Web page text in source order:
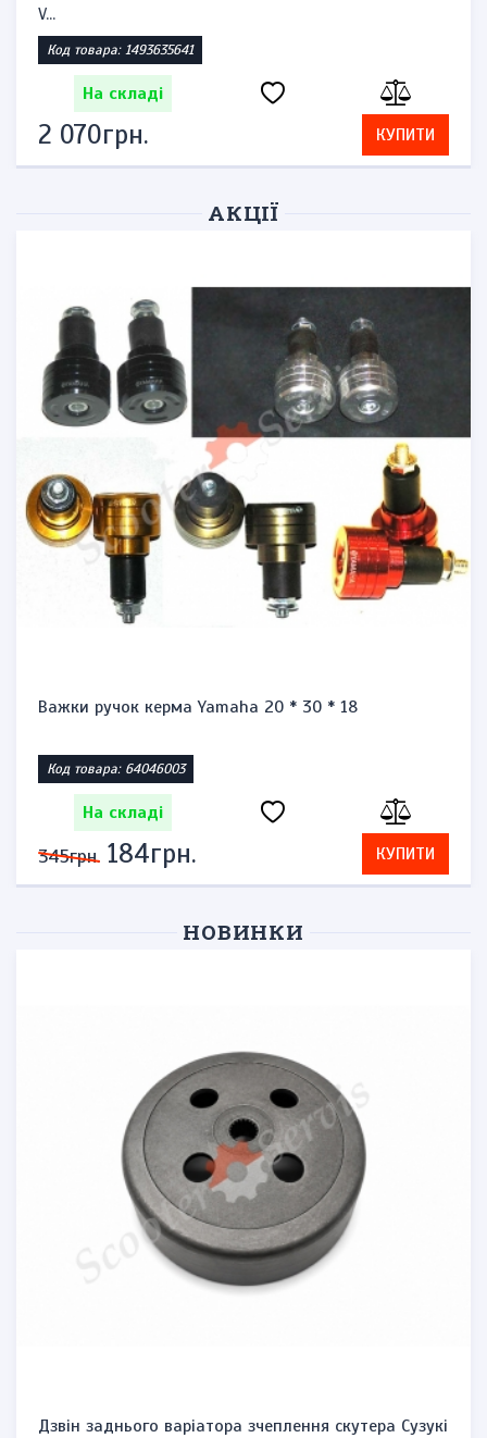
Код товара: 52279612
На складі
598грн. КУПИТИ
АКЦІЇ
Запальничка бензинова тип zippo "Honda st1300"
Код товара: 1471864623
На складі
575грн. 276грн. КУПИТИ
НОВИНКИ
Комплект замків запалювання, бензобака та